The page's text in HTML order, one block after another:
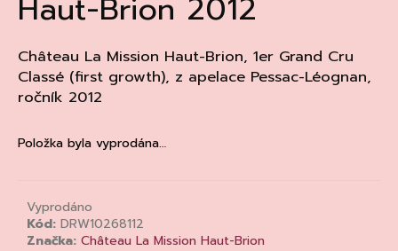
Haut-Brion 2012
Château La Mission Haut-Brion, 1er Grand Cru
Classé (first growth), z apelace Pessac-Léognan,
ročník 2012
Položka byla vyprodána…
Vyprodáno
Kód: DRW10268112
Značka: Château La Mission Haut-Brion
a
j
í
t